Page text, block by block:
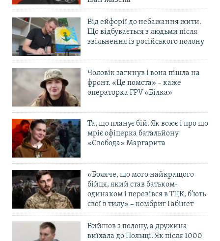
Від ейфорії до небажання жити.
Що відбувається з людьми після
звільнення із російського полону
Чоловік загинув і вона пішла на
фронт. «Це помста» – каже
операторка FPV «Білка»
Та, що планує бій. Як воює і про що
мріє офіцерка батальйону
«Свобода» Маргарита
«Боляче, що мого найкращого
бійця, який став батьком-
одинаком і перевівся в ТЦК, б’ють
свої в тилу» – комбриг Габінет
Вийшов з полону, а дружина
виїхала до Польщі. Як після 1000